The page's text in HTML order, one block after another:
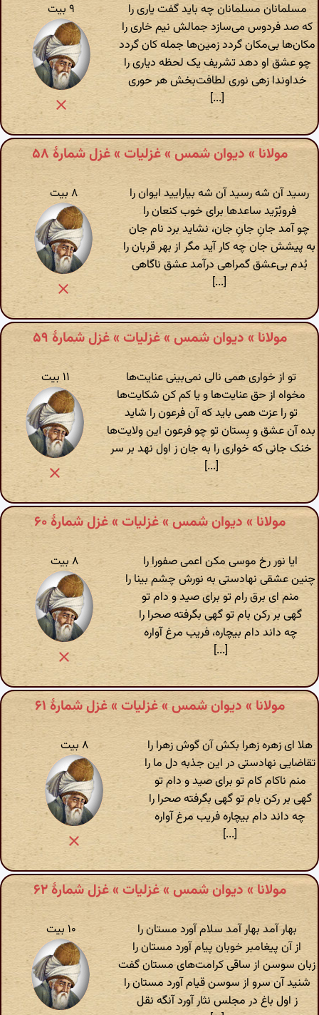
مسلمانان مسلمانان چه باید گفت یاری را
که صد فردوس می‌سازد جمالش نیم خاری را
مکان‌ها بی‌مکان گردد زمین‌ها جمله کان گردد
چو عشق او دهد تشریف یک لحظه دیاری را
خداوندا زهی نوری لطافت‌بخش هر حوری
[...]
۹ بیت
مولانا » دیوان شمس » غزلیات » غزل شمارهٔ ۵۸
رسید آن شه رسید آن شه بیارایید ایوان را
فروبُرّید ساعدها برای خوب کنعان را
چو آمد جانِ جانِ جان، نشاید برد نام جان
به پیشش جان چه کار آید مگر از بهر قربان را
بُدم بی‌عشق گمراهی درآمد عشق ناگاهی
[...]
۸ بیت
مولانا » دیوان شمس » غزلیات » غزل شمارهٔ ۵۹
تو از خواری همی نالی نمی‌بینی عنایت‌ها
مخواه از حق عنایت‌ها و یا کم کن شکایت‌ها
تو را عزت همی باید که آن فرعون را شاید
بده آن عشق و بِستان تو چو فرعون این ولایت‌ها
خنک جانی که خواری را به جان ز اول نهد بر سر
[...]
۱۱ بیت
مولانا » دیوان شمس » غزلیات » غزل شمارهٔ ۶۰
ایا نور رخ موسی مکن اعمی صفورا را
چنین عشقی نهادستی به نورش چشم بینا را
منم ای برق رام تو برای صید و دام تو
گهی بر رکن بام تو گهی بگرفته صحرا را
چه داند دام بیچاره‌، فریب مرغ آواره
[...]
۸ بیت
مولانا » دیوان شمس » غزلیات » غزل شمارهٔ ۶۱
هلا ای زهره زهرا بکش آن گوش زهرا را
تقاضایی نهادستی در این جذبه دل ما را
منم ناکام کام تو برای صید و دام تو
گهی بر رکن بام تو گهی بگرفته صحرا را
چه داند دام بیچاره فریب مرغ آواره
[...]
۸ بیت
مولانا » دیوان شمس » غزلیات » غزل شمارهٔ ۶۲
بهار آمد بهار آمد سلام آورد مستان را
از آن پیغامبر خوبان پیام آورد مستان را
زبان سوسن از ساقی کرامت‌های مستان گفت
شنید آن سرو از سوسن قیام آورد مستان را
ز اول باغ در مجلس نثار آورد آنگه نقل
۱۰ بیت